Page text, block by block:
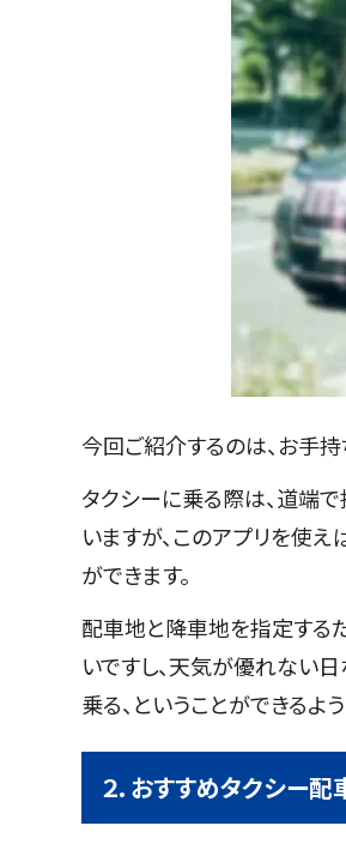
今回ご紹介するのは、お手持
タクシーに乗る際は、道端
いますが、このアプリを使
ができます。
配車地と降車地を指定する
いですし、天気が優れない
乗る、ということができるよ
２．おすすめタクシー配